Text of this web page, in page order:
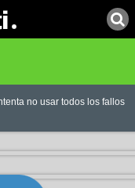
no usar todos los fallos